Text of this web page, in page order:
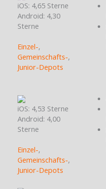
iOS: 4,65 Sterne
Android: 4,30
Sterne
Einzel-,
Gemeinschafts-,
Junior-Depots
iOS: 4,53 Sterne
Android: 4,00
Sterne
Einzel-,
Gemeinschafts-,
Junior-Depots